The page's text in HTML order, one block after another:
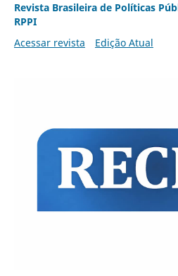
Revista Brasileira de Políticas
RPPI
Acessar revista
Edição Atual